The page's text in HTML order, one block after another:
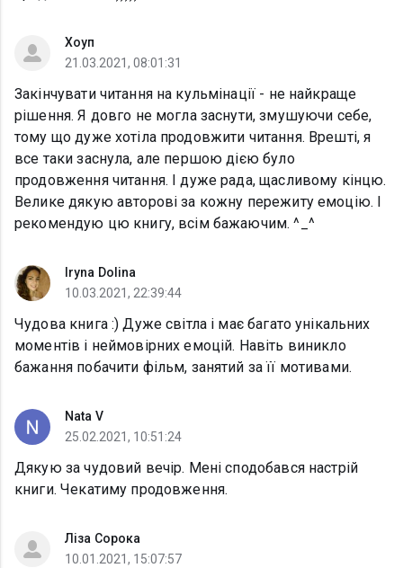
Хоуп
21.03.2021, 08:01:31
Закінчувати читання на кульмінації - не найкраще
рішення. Я довго не могла заснути, змушуючи себе,
тому що дуже хотіла продовжити читання. Врешті, я
все таки заснула, але першою дією було
продовження читання. І дуже рада, щасливому кінцю.
Велике дякую авторові за кожну пережиту емоцію. І
рекомендую цю книгу, всім бажаючим. ^_^
Iryna Dolina
10.03.2021, 22:39:44
Чудова книга :) Дуже світла і має багато унікальних
моментів і неймовірних емоцій. Навіть виникло
бажання побачити фільм, занятий за її мотивами.
Nata V
25.02.2021, 10:51:24
Дякую за чудовий вечір. Мені сподобався настрій
книги. Чекатиму продовження.
Ліза Сорока
10.01.2021, 15:07:57